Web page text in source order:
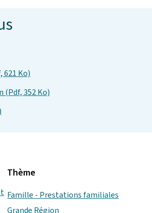
621 Ko)
(Pdf, 352 Ko)
Thème
Famille - Prestations familiales
Grande Région